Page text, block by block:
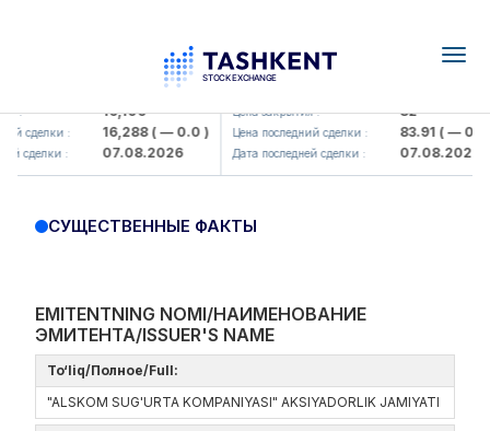
: 16,100
сделки : 16,288( — 0.0 )
сделки : 07.08.2026
KFSK (<Kafolat sug'urta
Цена закрытия : 82
Цена последний сделки : 83.91( — 0.0 )
Дата последней сделки : 07.08.2026
СУЩЕСТВЕННЫЕ ФАКТЫ
EMITENTNING NOMI/НАИМЕНОВАНИЕ
ЭМИТЕНТА/ISSUER'S NAME
To‘liq/Полное/Full:
"ALSKOM SUG'URTA KOMPANIYASI" AKSIYADORLIK JAMIYATI